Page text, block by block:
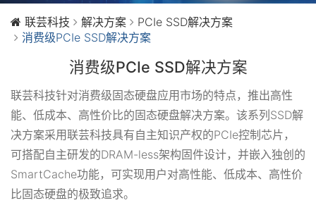
联芸科技 解决方案
PCIe SSD解决方案
消费级PCIe SSD解决方案
消费级PCIe SSD解决方案
联芸科技针对消费级固态硬盘应用市场的特点，推出高性
能、低成本、高性价比的固态硬盘解决方案。该系列SSD解
决方案采用联芸科技具有自主知识产权的PCIe控制芯片，
可搭配自主研发的DRAM-less架构固件设计，并嵌入独创的
SmartCache功能，可实现用户对高性能、低成本、高性价
比固态硬盘的极致追求。